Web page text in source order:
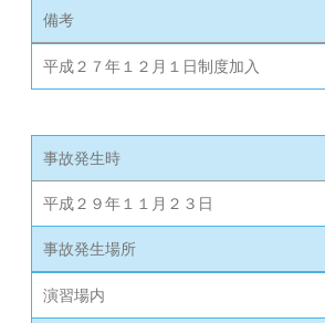
備考
平成２７年１２月１日制度加入
事故発生時
平成２９年１１月２３日
事故発生場所
演習場内